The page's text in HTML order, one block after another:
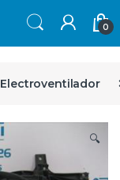
0
Electroventilador
🔍